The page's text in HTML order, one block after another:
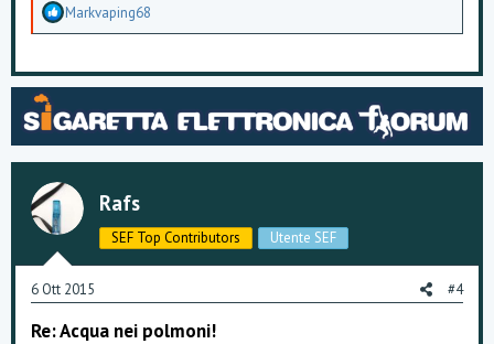
A
e
z
a
m
n
:
Markvaping68
Rafs
SEF Top Contributors Utente SEF
6 Ott 2015 #4
Re: Acqua nei polmoni!